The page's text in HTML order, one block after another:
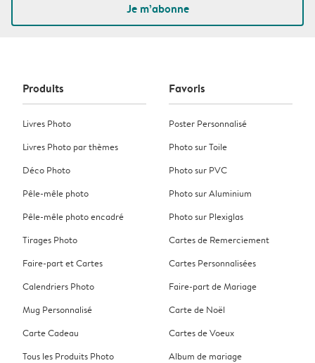
Je m’abonne
Produits
Livres Photo
Livres Photo par thèmes
Déco Photo
Pêle-mêle photo
Pêle-mêle photo encadré
Tirages Photo
Faire-part et Cartes
Calendriers Photo
Mug Personnalisé
Carte Cadeau
Tous les Produits Photo
Favoris
Poster Personnalisé
Photo sur Toile
Photo sur PVC
Photo sur Aluminium
Photo sur Plexiglas
Cartes de Remerciement
Cartes Personnalisées
Faire-part de Mariage
Carte de Noël
Cartes de Voeux
Album de mariage